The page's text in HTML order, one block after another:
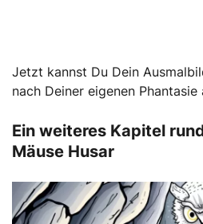
Jetzt kannst Du Dein
nach Deiner eigenen Phantasie
Ein weiteres Kapitel
Mäuse Husar